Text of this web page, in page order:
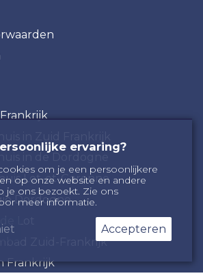
Lot-et-Garonne
Dordogne
Zuid-Frankrijk
Frankrijk
ervaring?
om je een persoonlijkere
op onze website en andere
je ons bezoekt. Zie ons
meer informatie.
Accepteren